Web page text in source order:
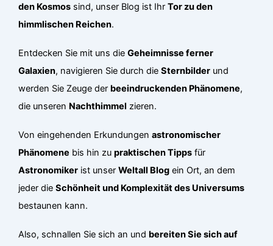
den Kosmos sind, unser Blog ist IhrTor zu den
himmlischen Reichen.
Entdecken Sie mit uns dieGeheimnisse ferner
Galaxien, navigieren Sie durch dieSternbilder und
werden Sie Zeuge der beeindruckenden Phänomene,
die unseren Nachthimmel zieren.
Von eingehenden Erkundungenastronomischer
Phänomene bis hin zupraktischen Tipps für
Astronomiker ist unserWeltall Blog ein Ort, an dem
jeder dieSchönheit und Komplexität des Universums
bestaunen kann.
Also, schnallen Sie sich an und bereiten Sie sich auf